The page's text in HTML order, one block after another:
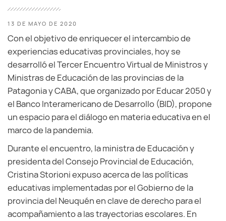
13 DE MAYO DE 2020
Con el objetivo de enriquecer el intercambio de
experiencias educativas provinciales, hoy se
desarrolló el Tercer Encuentro Virtual de Ministros y
Ministras de Educación de las provincias de la
Patagonia y CABA, que organizado por Educar 2050 y
el Banco Interamericano de Desarrollo (BID), propone
un espacio para el diálogo en materia educativa en el
marco de la pandemia.
Durante el encuentro, la ministra de Educación y
presidenta del Consejo Provincial de Educación,
Cristina Storioni expuso acerca de las políticas
educativas implementadas por el Gobierno de la
provincia del Neuquén en clave de derecho para el
acompañamiento a las trayectorias escolares. En